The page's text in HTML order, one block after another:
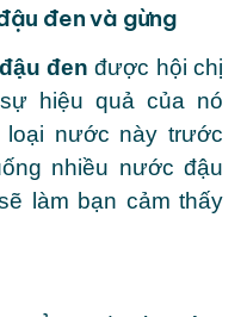
đen và gừng
đen được hội chị
hiệu quả của nó
loại nước này trước
nhiều nước đậu
làm bạn cảm thấy